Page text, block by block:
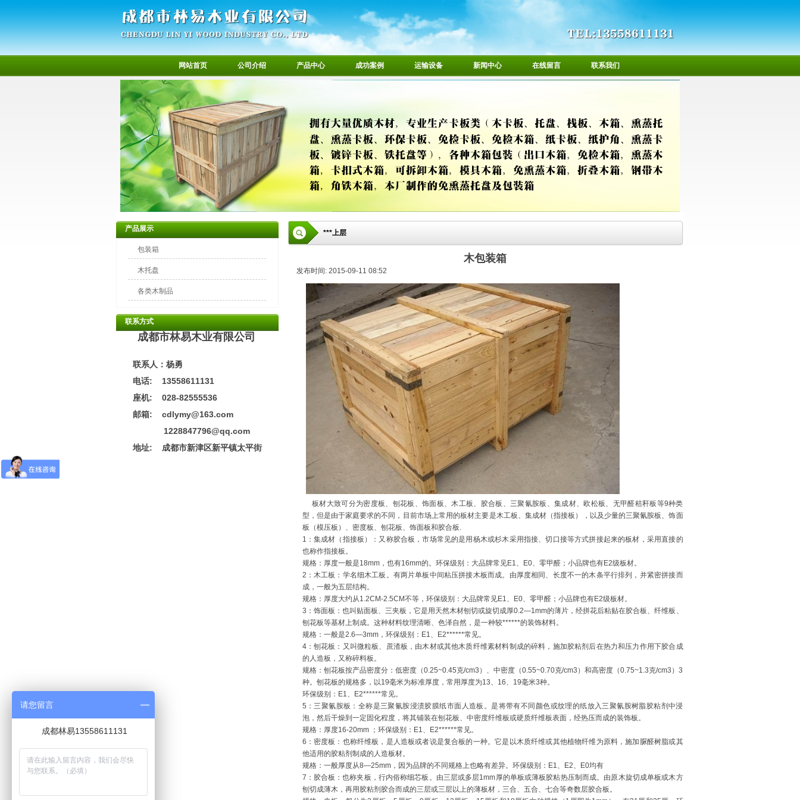
网站首页 公司介绍 产品中心 成功案例 运输设备 新闻中心 在线留言 联系我们
产品展示
包装箱
木托盘
各类木制品
联系方式
成都市林易木业有限公司
联系人：杨勇
电话: 13558611131
座机: 028-82555536
邮箱: cdlymy@163.com
1228847796@qq.com
地址: 成都市新津区新平镇太平街
***上层
木包装箱
发布时间: 2015-09-11 08:52
板材大致可分为密度板、刨花板、饰面板、木工板、胶合板、三聚氰胺板、集成材、欧松板、无甲醛秸秆板等9种类
型，但是由于家庭要求的不同，目前市场上常用的板材主要是木工板、集成材（指接板），以及少量的三聚氰胺板、饰面
板（模压板）、密度板、刨花板、饰面板和胶合板.
1：集成材（指接板）：又称胶合板，市场常见的是用杨木或杉木采用指接、切口接等方式拼接起来的板材，采用直接的
也称作指接板。
规格：厚度一般是18mm，也有16mm的。环保级别：大品牌常见E1、E0、零甲醛；小品牌也有E2级板材。
2：木工板：学名细木工板。有两片单板中间粘压拼接木板而成。由厚度相同、长度不一的木条平行排列，并紧密拼接而
成，一般为五层结构。
规格：厚度大约从1.2CM-2.5CM不等，环保级别：大品牌常见E1、E0、零甲醛；小品牌也有E2级板材。
3：饰面板：也叫贴面板、三夹板，它是用天然木材刨切或旋切成厚0.2—1mm的薄片，经拼花后粘贴在胶合板、纤维板、
刨花板等基材上制成。这种材料纹理清晰、色泽自然，是一种较******的装饰材料。
规格：一般是2.6—3mm，环保级别：E1、E2******常见。
4：刨花板：又叫微粒板、蔗渣板，由木材或其他木质纤维素材料制成的碎料，施加胶粘剂后在热力和压力作用下胶合成
的人造板，又称碎料板。
规格：刨花板按产品密度分：低密度（0.25~0.45克/cm3）、中密度（0.55~0.70克/cm3）和高密度（0.75~1.3克/cm3）3
种。刨花板的规格多，以19毫米为标准厚度，常用厚度为13、16、19毫米3种。
环保级别：E1、E2******常见。
5：三聚氰胺板：全称是三聚氰胺浸渍胶膜纸市面人造板。是将带有不同颜色或纹理的纸放入三聚氰胺树脂胶粘剂中浸
泡，然后干燥到一定固化程度，将其铺装在刨花板、中密度纤维板或硬质纤维板表面，经热压而成的装饰板。
规格：厚度16-20mm ；环保级别：E1、E2******常见。
6：密度板：也称纤维板，是人造板或者说是复合板的一种。它是以木质纤维或其他植物纤维为原料，施加脲醛树脂或其
他适用的胶粘剂制成的人造板材。
规格：一般厚度从8—25mm，因为品牌的不同规格上也略有差异。环保级别：E1、E2、E0均有
7：胶合板：也称夹板，行内俗称细芯板。由三层或多层1mm厚的单板或薄板胶粘热压制而成。由原木旋切成单板或木方
刨切成薄木，再用胶粘剂胶合而成的三层或三层以上的薄板材，三合、五合、七合等奇数层胶合板。
请您留言
成都林易13558611131